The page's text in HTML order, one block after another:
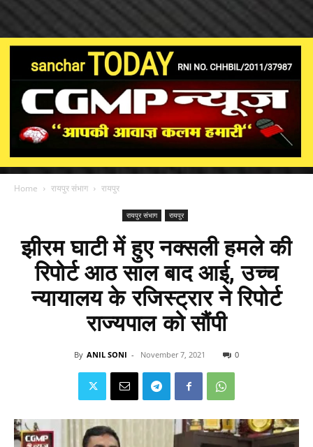
Home रायपुर संभाग रायपुर
रायपुर संभाग रायपुर
झीरम घाटी में हुए नक्सली हमले की
रिपोर्ट आठ साल बाद आई, उच्च
न्यायालय के रजिस्ट्रार ने रिपोर्ट
राज्यपाल को सौंपी
By ANIL SONI - November 7, 2021 0